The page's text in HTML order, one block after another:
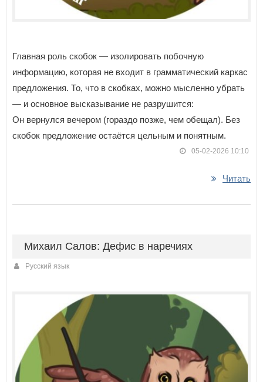
Главная роль скобок — изолировать побочную
информацию, которая не входит в грамматический каркас
предложения. То, что в скобках, можно мысленно убрать
— и основное высказывание не разрушится:
Он вернулся вечером (гораздо позже, чем обещал). Без
скобок предложение остаётся цельным и понятным.
05-02-2026 10:10
Читать
Михаил Салов: Дефис в наречиях
Русский язык